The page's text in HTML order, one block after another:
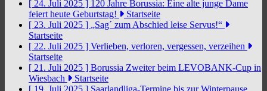
[ 24. Juli 2025 ] 120 Jahre Borussia: Eine alte junge Dame
feiert heute Geburtstag!
Startseite
[ 23. Juli 2025 ] „Sag´ zum Abschied leise Servus!“
Startseite
[ 22. Juli 2025 ] Verlieben, verloren, vergessen, verzeihen
Startseite
[ 21. Juli 2025 ] Borussia Zweiter beim LEVOBANK-Cup in
Wiesbach
Startseite
[ 19. Juli 2025 ] Saarlandliga-Termine bis zur Winterpause